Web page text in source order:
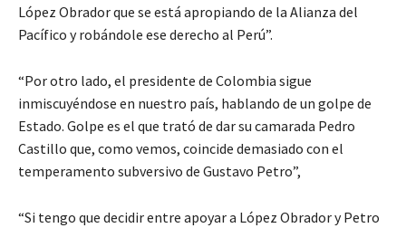
López Obrador que se está apropiando de la Alianza del
Pacífico y robándole ese derecho al Perú”.
“Por otro lado, el presidente de Colombia sigue
inmiscuyéndose en nuestro país, hablando de un golpe de
Estado. Golpe es el que trató de dar su camarada Pedro
Castillo que, como vemos, coincide demasiado con el
temperamento subversivo de Gustavo Petro”,
“Si tengo que decidir entre apoyar a López Obrador y Petro